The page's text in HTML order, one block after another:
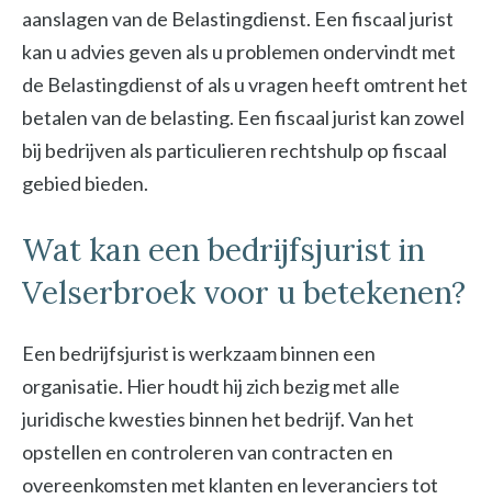
aanslagen van de Belastingdienst. Een fiscaal jurist
kan u advies geven als u problemen ondervindt met
de Belastingdienst of als u vragen heeft omtrent het
betalen van de belasting. Een fiscaal jurist kan zowel
bij bedrijven als particulieren rechtshulp op fiscaal
gebied bieden.
Wat kan een bedrijfsjurist in
Velserbroek voor u betekenen?
Een bedrijfsjurist is werkzaam binnen een
organisatie. Hier houdt hij zich bezig met alle
juridische kwesties binnen het bedrijf. Van het
opstellen en controleren van contracten en
overeenkomsten met klanten en leveranciers tot